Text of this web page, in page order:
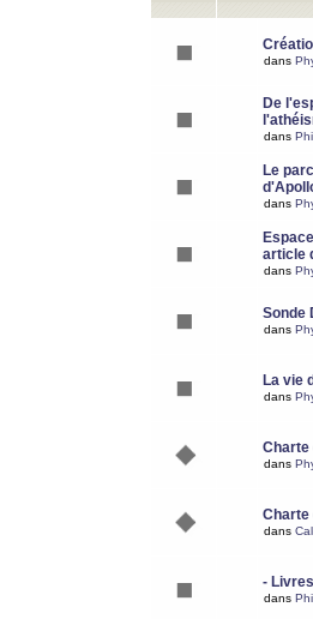
dans
De
dans
Le
dans
article
dans
Sonde
dans
La vie
dans
Charte
dans
Charte
dans
-
dans